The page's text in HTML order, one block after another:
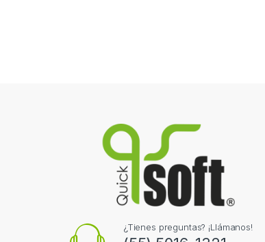
¿Tienes preguntas? ¡Llámanos!